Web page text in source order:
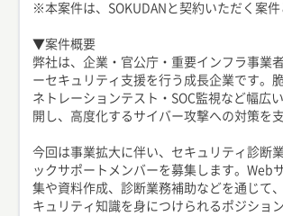
※本案件は、SOKUDANと契約いただく案件
▼案件概要
弊社は、企業・官公庁・重要インフラ事業
ーセキュリティ支援を行う成長企業です。
ネトレーションテスト・SOC監視など幅広
開し、高度化するサイバー攻撃への対策を
今回は事業拡大に伴い、セキュリティ診断
ックサポートメンバーを募集します。Web
集や資料作成、診断業務補助などを通じて
キュリティ知識を身につけられるポジショ